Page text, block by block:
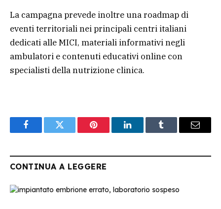
La campagna prevede inoltre una roadmap di
eventi territoriali nei principali centri italiani
dedicati alle MICI, materiali informativi negli
ambulatori e contenuti educativi online con
specialisti della nutrizione clinica.
FacebookTwitter Pinterest LinkedInTumblr Email
CONTINUA A LEGGERE